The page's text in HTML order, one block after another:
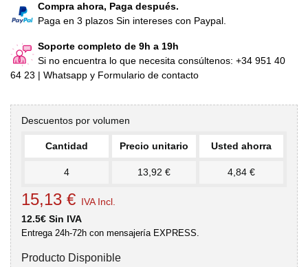
Compra ahora, Paga después.
Paga en 3 plazos Sin intereses con Paypal.
Soporte completo de 9h a 19h
Si no encuentra lo que necesita consúltenos: +34 951 40
64 23 | Whatsapp y Formulario de contacto
Descuentos por volumen
Cantidad Precio unitario Usted ahorra
4 13,92 € 4,84 €
15,13 € IVA Incl.
12.5€ Sin IVA
Entrega 24h-72h con mensajería EXPRESS.
Producto Disponible